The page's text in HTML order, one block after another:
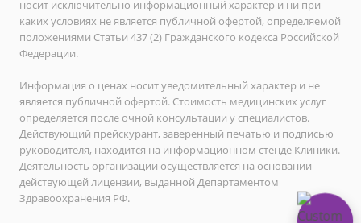
носит исключительно информационный характер и ни при
каких условиях не является публичной офертой, определяемой
положениями Статьи 437 (2) Гражданского кодекса Российской
Федерации.
Информация о ценах носит уведомительный характер и не
является публичной офертой. Стоимость медицинских услуг
определяется после очной консультации у специалистов.
Действующий прейскурант, заверенный печатью и подписью
руководителя, находится на информационном стенде Клиники.
Деятельность организации осуществляется на основании
действующей лицензии, выданной Департаментом
Здравоохранения РФ.